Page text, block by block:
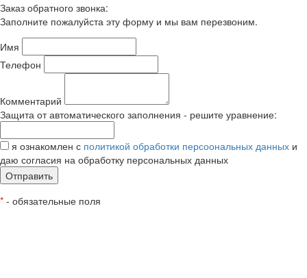
Заказ обратного звонка:
Заполните пожалуйста эту форму и мы вам перезвоним.
Имя
Телефон
Комментарий
Защита от автоматического заполнения - решите уравнение:
я ознакомлен с политикой обработки персоональных данных и
даю согласия на обработку персональных данных
Отправить
* - обязательные поля